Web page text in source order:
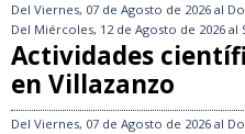
Del Viernes, 07 de Agosto de 2026 al
Del Miércoles, 12 de Agosto de 2026 al
Actividades
en Villazanzo
Del Viernes, 07 de Agosto de 2026 al